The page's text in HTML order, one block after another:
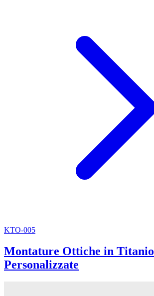
KTO-005
Montature Ottiche in Titanio
Personalizzate